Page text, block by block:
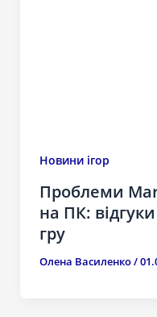
Новини ігор
Проблеми
на ПК:
гру
Олена Василенко/